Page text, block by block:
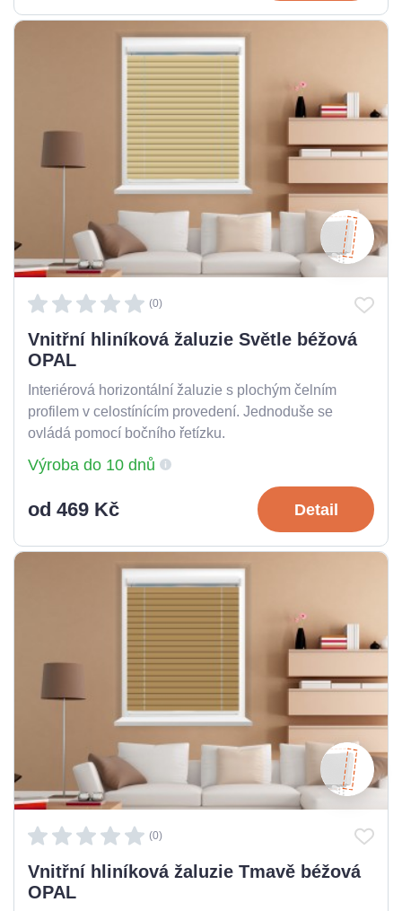
(0)
Vnitřní hliníková žaluzie Světle béžová
OPAL
Interiérová horizontální žaluzie s plochým čelním
profilem v celostínícím provedení. Jednoduše se
ovládá pomocí bočního řetízku.
Výroba do 10 dnů
od 469 Kč Detail
(0)
Vnitřní hliníková žaluzie Tmavě béžová
OPAL